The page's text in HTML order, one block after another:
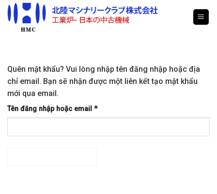
Skip
content
Quên mật khẩu? Vui lòng nhập tên đăng nhập hoặc địa
chỉ email. Bạn sẽ nhận được một liên kết tạo mật khẩu
mới qua email.
Tên đăng nhập hoặc email *